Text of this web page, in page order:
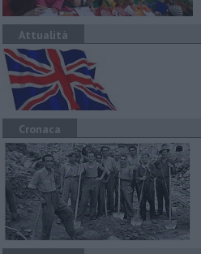
Attualità
Cronaca